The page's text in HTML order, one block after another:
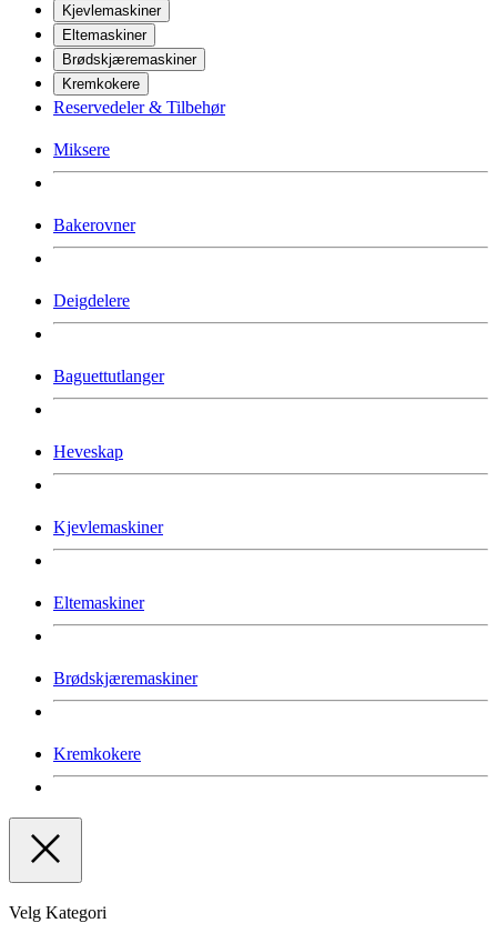
Kjevlemaskiner
Eltemaskiner
Brødskjæremaskiner
Kremkokere
Reservedeler & Tilbehør
Miksere
Bakerovner
Deigdelere
Baguettutlanger
Heveskap
Kjevlemaskiner
Eltemaskiner
Brødskjæremaskiner
Kremkokere
Velg Kategori